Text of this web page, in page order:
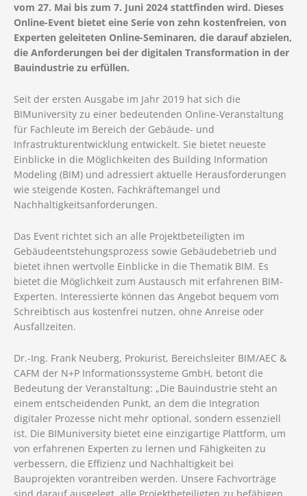
vom 27. Mai bis zum 7. Juni 2024 stattfinden wird. Dieses
Online-Event bietet eine Serie von zehn kostenfreien, von
Experten geleiteten Online-Seminaren, die darauf abzielen,
die Anforderungen bei der digitalen Transformation in der
Bauindustrie zu erfüllen.
Seit der ersten Ausgabe im Jahr 2019 hat sich die
BIMuniversity zu einer bedeutenden Online-Veranstaltung
für Fachleute im Bereich der Gebäude- und
Infrastrukturentwicklung entwickelt. Sie bietet neueste
Einblicke in die Möglichkeiten des Building Information
Modeling (BIM) und adressiert aktuelle Herausforderungen
wie steigende Kosten, Fachkräftemangel und
Nachhaltigkeitsanforderungen.
Das Event richtet sich an alle Projektbeteiligten im
Gebäudeentstehungsprozess sowie Gebäudebetrieb und
bietet ihnen wertvolle Einblicke in die Thematik BIM. Es
bietet die Möglichkeit zum Austausch mit erfahrenen BIM-
Experten. Interessierte können das Angebot bequem vom
Schreibtisch aus kostenfrei nutzen, ohne Anreise oder
Ausfallzeiten.
Dr.-Ing. Frank Neuberg, Prokurist, Bereichsleiter BIM/AEC &
CAFM der N+P Informationssysteme GmbH, betont die
Bedeutung der Veranstaltung: „Die Bauindustrie steht an
einem entscheidenden Punkt, an dem die Integration
digitaler Prozesse nicht mehr optional, sondern essenziell
ist. Die BIMuniversity bietet eine einzigartige Plattform, um
von erfahrenen Experten zu lernen und Fähigkeiten zu
verbessern, die Effizienz und Nachhaltigkeit bei
Bauprojekten vorantreiben werden. Unsere Fachvorträge